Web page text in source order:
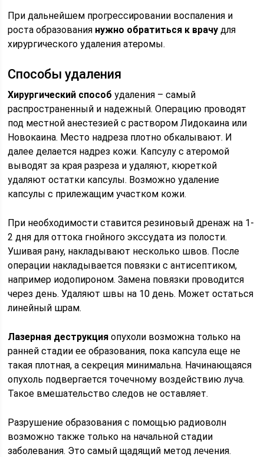
При дальнейшем прогрессировании воспаления и
роста образования нужно обратиться к врачу для
хирургического удаления атеромы.
Способы удаления
Хирургический способ удаления – самый
распространенный и надежный. Операцию проводят
под местной анестезией с раствором Лидокаина или
Новокаина. Место надреза плотно обкалывают. И
далее делается надрез кожи. Капсулу с атеромой
выводят за края разреза и удаляют, кюреткой
удаляют остатки капсулы. Возможно удаление
капсулы с прилежащим участком кожи.
При необходимости ставится резиновый дренаж на 1-
2 дня для оттока гнойного экссудата из полости.
Ушивая рану, накладывают несколько швов. После
операции накладывается повязки с антисептиком,
например иодопироном. Замена повязки проводится
через день. Удаляют швы на 10 день. Может остаться
линейный шрам.
Лазерная деструкция опухоли возможна только на
ранней стадии ее образования, пока капсула еще не
такая плотная, а секреция минимальна. Начинающаяся
опухоль подвергается точечному воздействию луча.
Такое вмешательство следов не оставляет.
Разрушение образования с помощью радиоволн
возможно также только на начальной стадии
заболевания. Это самый щадящий метод лечения.